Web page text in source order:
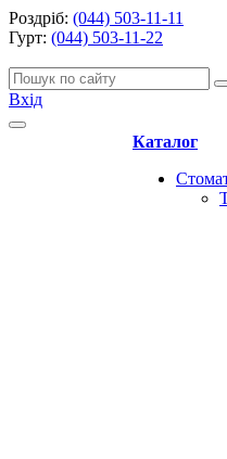
Роздріб: (044) 503-11-11
Гурт: (044) 503-11-22
Вхід
Каталог